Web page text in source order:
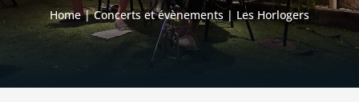
Home|Concerts et évènements| Les Horlogers